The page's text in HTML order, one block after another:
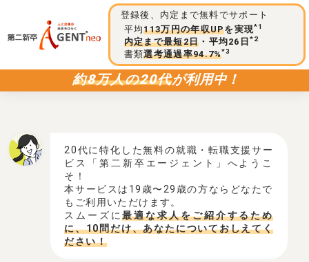
登録後、内定まで無料でサポート
平均113万円の年収UPを実現*1
内定まで最短2日 ・平均26日*2
書類選考通過率94.7%*3
約8万人の20代が利用中！
20代に特化した無料の就職・転職支援サー
ビス「第二新卒エージェント」へようこ
そ！
本サービスは19歳〜29歳の方ならどなたで
もご利用いただけます。
スムーズに最適な求人をご紹介するため
に、10問だけ、あなたについておしえてく
ださい！